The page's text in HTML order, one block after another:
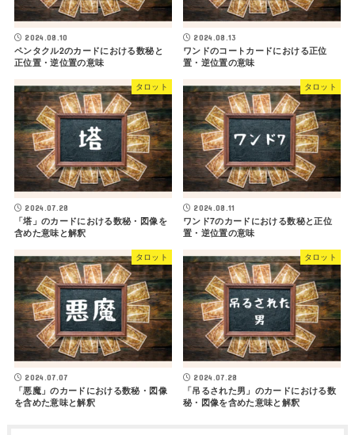
2024.08.10
ペンタクル2のカードにおける数秘と
正位置・逆位置の意味
2024.08.13
ワンドのコートカードにおける正位
置・逆位置の意味
タロット
2024.07.28
「塔」のカードにおける数秘・図像を
含めた意味と解釈
タロット
2024.08.11
ワンド7のカードにおける数秘と正位
置・逆位置の意味
タロット
2024.07.07
「悪魔」のカードにおける数秘・図像
を含めた意味と解釈
タロット
2024.07.28
「吊るされた男」のカードにおける数
秘・図像を含めた意味と解釈